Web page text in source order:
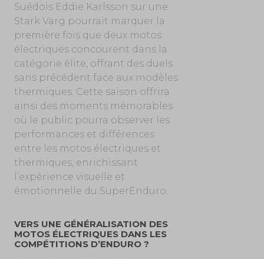
Suédois Eddie Karlsson sur une
Stark Varg pourrait marquer la
première fois que deux motos
électriques concourent dans la
catégorie élite, offrant des duels
sans précédent face aux modèles
thermiques. Cette saison offrira
ainsi des moments mémorables
où le public pourra observer les
performances et différences
entre les motos électriques et
thermiques, enrichissant
l’expérience visuelle et
émotionnelle du SuperEnduro.
VERS UNE GÉNÉRALISATION DES
MOTOS ÉLECTRIQUES DANS LES
COMPÉTITIONS D’ENDURO ?